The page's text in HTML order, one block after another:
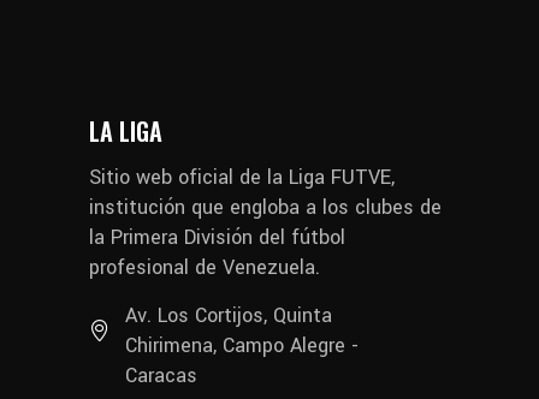
LA LIGA
Sitio web oficial de la Liga FUTVE,
institución que engloba a los clubes de
la Primera División del fútbol
profesional de Venezuela.
Av. Los Cortijos, Quinta
Chirimena, Campo Alegre -
Caracas